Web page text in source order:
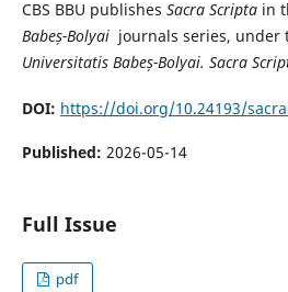
CBS BBU publishes Sacra Scriptain
Babeș-Bolyai journals series, under
Universitatis Babeș-Bolyai. Sacra
DOI: https://doi.org/10.24193/
Published: 2026-05-14
Full Issue
pdf